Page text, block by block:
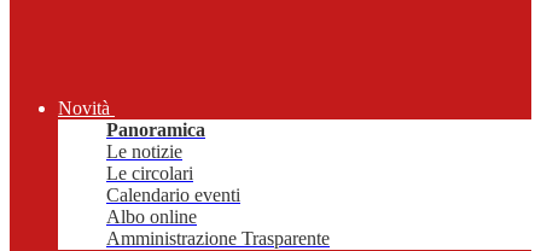
Novità
Panoramica
Le notizie
Le circolari
Calendario eventi
Albo online
Amministrazione Trasparente